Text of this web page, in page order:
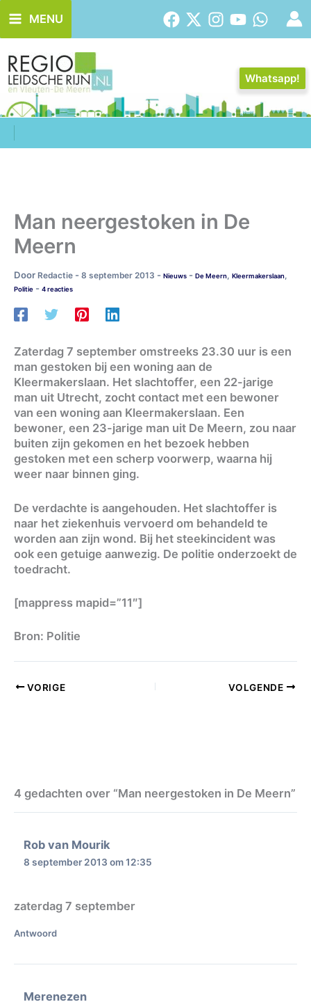
naar
de
inhoud
MENU
Whatsapp!
Man neergestoken in De
Meern
Door Redactie - 8 september 2013 - Nieuws - De Meern, Kleermakerslaan,
Politie - 4 reacties
Zaterdag 7 september omstreeks 23.30 uur is een
man gestoken bij een woning aan de
Kleermakerslaan. Het slachtoffer, een 22-jarige
man uit Utrecht, zocht contact met een bewoner
van een woning aan Kleermakerslaan. Een
bewoner, een 23-jarige man uit De Meern, zou naar
buiten zijn gekomen en het bezoek hebben
gestoken met een scherp voorwerp, waarna hij
weer naar binnen ging.
De verdachte is aangehouden. Het slachtoffer is
naar het ziekenhuis vervoerd om behandeld te
worden aan zijn wond. Bij het steekincident was
ook een getuige aanwezig. De politie onderzoekt de
toedracht.
[mappress mapid=”11″]
Bron: Politie
VORIGE VOLGENDE
4 gedachten over “Man neergestoken in De Meern”
Rob van Mourik
8 september 2013 om 12:35
zaterdag 7 september
Antwoord
Merenezen